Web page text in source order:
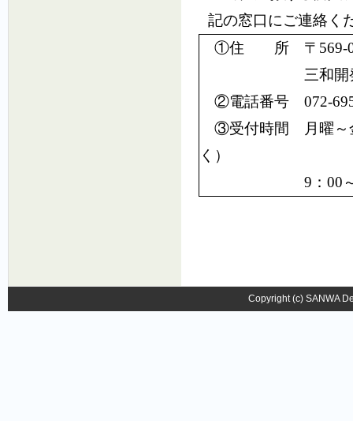
記の窓口にご連絡く
①住 所 〒569-
三和開発株式
②電話番号 072-
③受付時間 月曜～金
く）
9：00～12：
Copyright (c) SANWA